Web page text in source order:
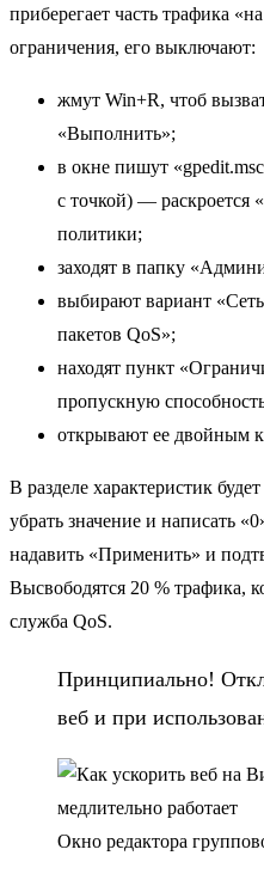
приберегает часть трафика
ограничения, его выключают:
жмут Win+R, чтоб
«Выполнить»;
в окне пишут
с точкой) — раскроется
политики;
заходят в папку
выбирают вариант
пакетов QoS»;
находят пункт
пропускную
открывают ее двойным
В разделе характеристик
убрать значение и написать
надавить «Применить» и
Высвободятся 20 % трафика,
служба QoS.
Принципиально!
веб и при
Окно редактора